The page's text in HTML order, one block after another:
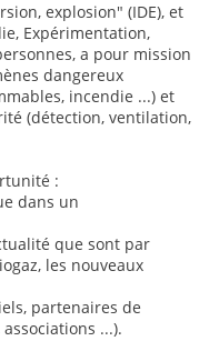
explosion" (IDE), et
Expérimentation,
a pour mission
dangereux
incendie ...) et
(détection, ventilation,
:
dans un
que sont par
les nouveaux
partenaires de
...).